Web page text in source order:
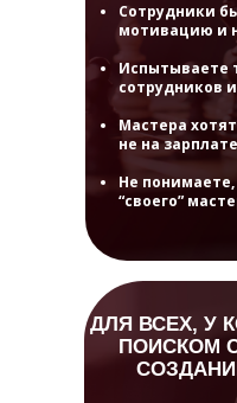
свой
2,5
Сотрудники
мотивацию и
Испытываете
сотрудников
Мастера
не на зарплате
Не понимаете,
“своего”
ДЛЯ ВСЕХ, У
ПОИСКОМ